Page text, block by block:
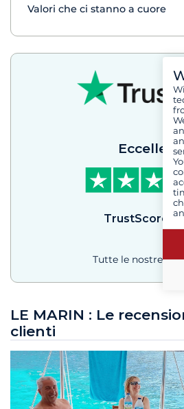
Valori che ci stanno a cuore
TrustScore
Tutte le nostre
LE MARIN : Le
clienti